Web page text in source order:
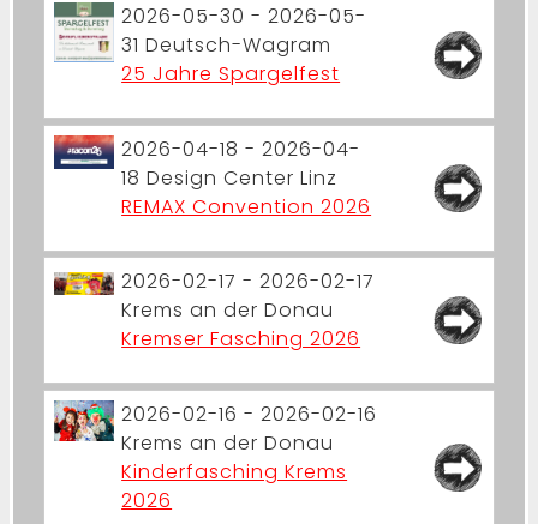
2026-05-30 - 2026-05-
31 Deutsch-Wagram
25 Jahre Spargelfest
2026-04-18 - 2026-04-
18 Design Center Linz
REMAX Convention 2026
2026-02-17 - 2026-02-17
Krems an der Donau
Kremser Fasching 2026
2026-02-16 - 2026-02-16
Krems an der Donau
Kinderfasching Krems
2026